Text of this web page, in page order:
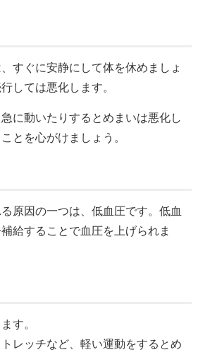
すぐに安静にして体を休めましょ
しては悪化します。
に動いたりするとめまいは悪化し
とを心がけましょう。
原因の一つは、低血圧です。低血
給することで血圧を上げられま
す。
レッチなど、軽い運動をするとめ